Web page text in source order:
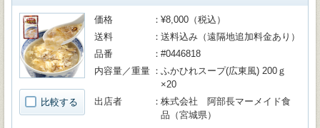
比較する
価格
¥8,000（税込）
送料
送料込み（遠隔地追加料金あり）
品番
#0446818
内容量／重量
ふかひれスープ(広東風) 200ｇ
×20
出店者
株式会社 阿部長マーメイド食
品（宮城県）